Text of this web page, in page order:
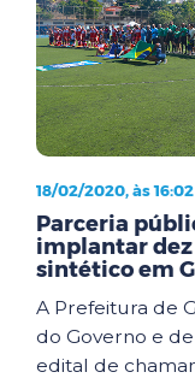
18/02/2020, às 16:02
Parceria
implantar
sintético em
A Prefeitura de
do Governo e
edital de